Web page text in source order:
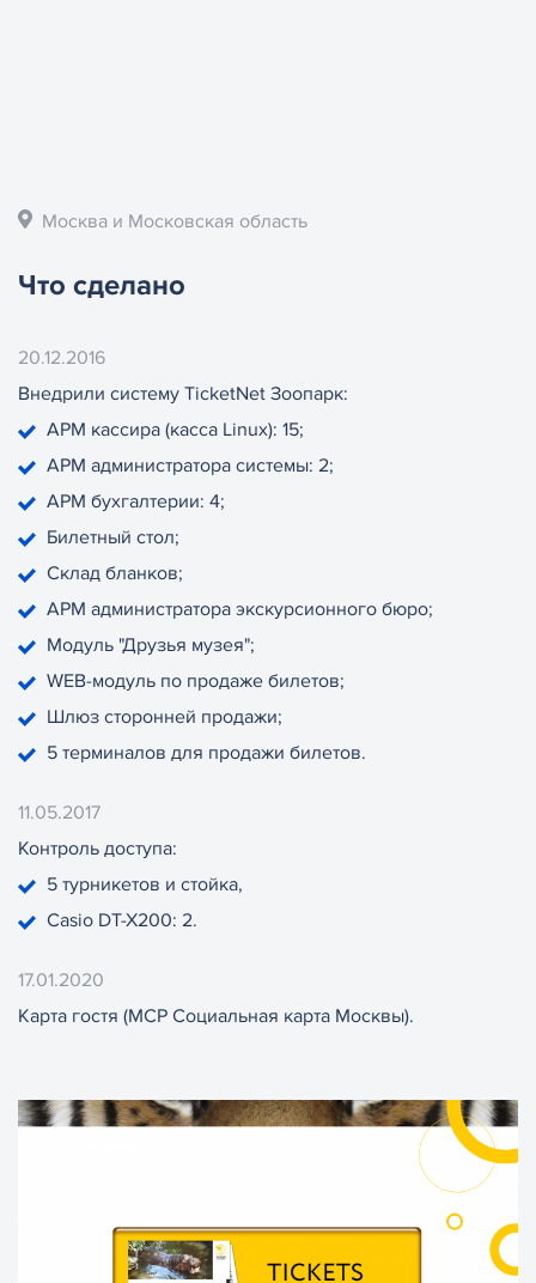
Москва и Московская область
Что сделано
20.12.2016
Внедрили систему TicketNet Зоопарк:
АРМ кассира (касса Linux): 15;
АРМ администратора системы: 2;
АРМ бухгалтерии: 4;
Билетный стол;
Склад бланков;
АРМ администратора экскурсионного бюро;
Модуль "Друзья музея";
WEB-модуль по продаже билетов;
Шлюз сторонней продажи;
5 терминалов для продажи билетов.
11.05.2017
Контроль доступа:
5 турникетов и стойка,
Casio DT-X200: 2.
17.01.2020
Карта гостя (МСР Социальная карта Москвы).